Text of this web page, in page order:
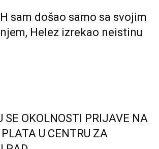
sam došao samo sa svojim
Helez izrekao neistinu
SE OKOLNOSTI PRIJAVE NA
U CENTRU ZA